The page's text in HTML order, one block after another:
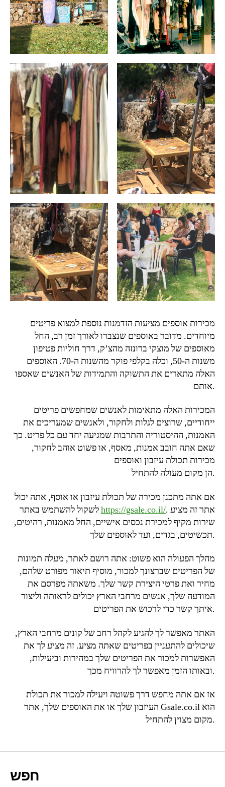
מכירות אוספים מציעות הזדמנות נוספת למצוא פריטים
מיוחדים. מדובר באוספים שנצברו לאורך זמן רב, החל
מאוספים של מוצקי ברונזה מהצ’ק, דרך חוליות פטיפון
משנות ה-50, וכלה בקלפי פוקר מהשנות ה-70. האוספים
האלה מתארים את התשוקה והתמידות של האנשים שאספו
אותם.
המכירות האלה מתאימות לאנשים שמחפשים פריטים
ייחודיים, שרוצים לגלות ולחקור, ולאנשים שמעריכים את
האמנות, ההיסטוריה והתרבות שמגיעה יחד עם כל פריט. כך
שאם אתה חובב אמנות, מאסף, או פשוט אוהב לחקור,
מכירות תכולת עיזבון ואוספים
הן מקום מעולה להתחיל.
אם אתה מתכנן מכירה של תכולת עיזבון או אוסף, אתה יכול
https://gsale.co.il/. אתר זה מציע
שירות מקיף למכירת נכסים אישיים, החל מאמנות, רהיטים,
תכשיטים, בגדים, ועד לאוספים שלך.
מהלך הפעולה הוא פשוט: אתה רושם לאתר, מעלה תמונות
של הפריטים שברצונך למכור, מוסיף תיאור מפורט שלהם,
מחיר ואת פרטי היצירת קשר שלך. משאתה מפרסם את
המודעה שלך, אנשים מרחבי הארץ יכולים לראותה וליצור
איתך קשר כדי לרכוש את הפריטים.
האתר מאפשר לך להגיע לקהל רחב של קונים מרחבי הארץ,
שיכולים להתעניין בפריטים שאתה מציע. זה מציע לך את
האפשרות למכור את הפריטים שלך במהירות וביעילות,
ובאותו הזמן מאפשר לך להרוויח מכך.
אז אם אתה מחפש דרך פשוטה ויעילה למכור את תכולת
העיזבון שלך או את האוספים שלך, אתר Gsale.co.il הוא
מקום מצוין להתחיל.
חפש